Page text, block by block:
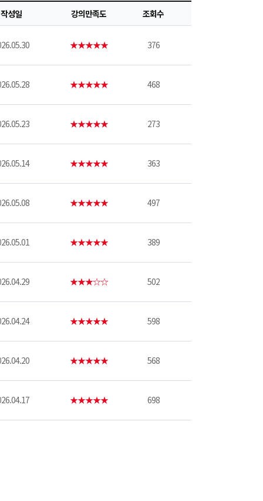
작성일 강의만족도 조회수
★★★★★ 376
★★★★★ 468
★★★★★ 273
★★★★★ 363
★★★★★ 497
★★★★★ 389
★★★☆☆ 502
★★★★★ 598
★★★★★ 568
★★★★★ 698